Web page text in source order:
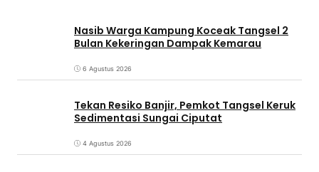
Nasib Warga Kampung Koceak Tangsel 2
Bulan Kekeringan Dampak Kemarau
6 Agustus 2026
Tekan Resiko Banjir, Pemkot Tangsel Keruk
Sedimentasi Sungai Ciputat
4 Agustus 2026